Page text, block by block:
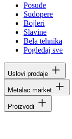
Posuđe
Sudopere
Bojleri
Slavine
Bela tehnika
Pogledaj sve
Uslovi prodaje
Metalac market
Proizvodi